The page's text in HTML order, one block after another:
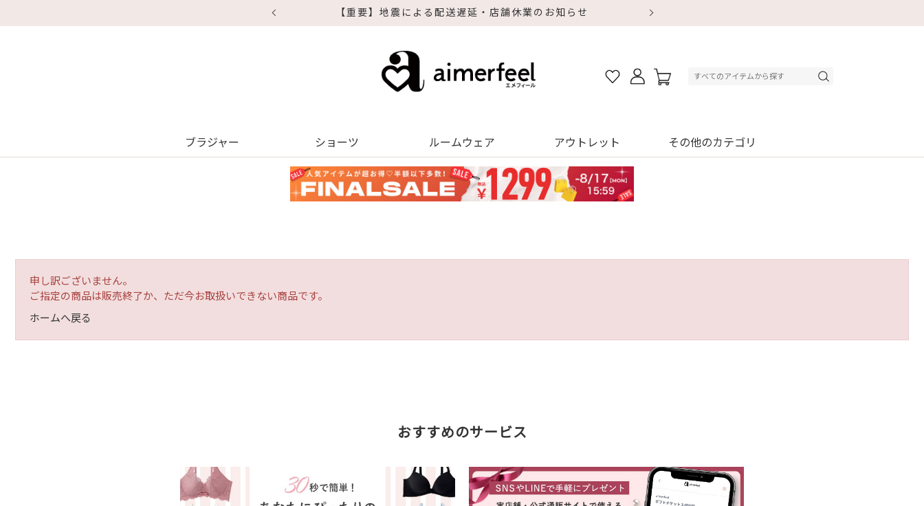
【重要】地震による配送遅延・店舗休業のお知らせ
ブラジャー ショーツ ルームウェア アウトレット その他のカテゴリ
申し訳ございません。
ご指定の商品は販売終了か、ただ今お取扱いできない商品です。
ホームへ戻る
おすすめのサービス